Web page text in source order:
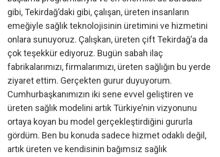
gibi, Tekirdağ’daki gibi, çalışan, üreten insanların
emeğiyle sağlık teknolojisinin üretimini ve hizmetini
onlara sunuyoruz. Çalışkan, üreten çift Tekirdağ’a da
çok teşekkür ediyoruz. Bugün sabah ilaç
fabrikalarımızı, firmalarımızı, üreten sağlığın bu yerde
ziyaret ettim. Gerçekten gurur duyuyorum.
Cumhurbaşkanımızın iki sene evvel geliştiren ve
üreten sağlık modelini artık Türkiye’nin vizyonunu
ortaya koyan bu model gerçekleştirdiğini gururla
gördüm. Ben bu konuda sadece hizmet odaklı değil,
artık üreten ve kendisinin bağımsız sağlık